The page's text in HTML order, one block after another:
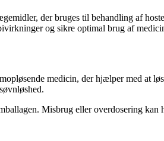
der bruges til behandling af
og sikre optimal brug af
medicin, der hjælper med at
Misbrug eller overdosering kan